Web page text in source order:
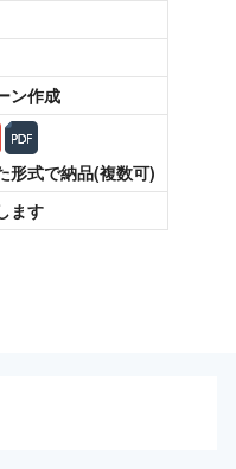
ン作成
形式で納品(複数可)
ます